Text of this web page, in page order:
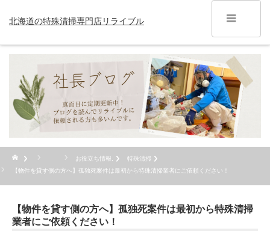
北海道の特殊清掃専門店リライブル
お役立ち情報,
特殊清掃
【物件を貸す側の方へ】孤独死案件は最初から特殊清掃業者にご依頼ください！
【物件を貸す側の方へ】孤独死案件は最初から特殊清掃
業者にご依頼ください！